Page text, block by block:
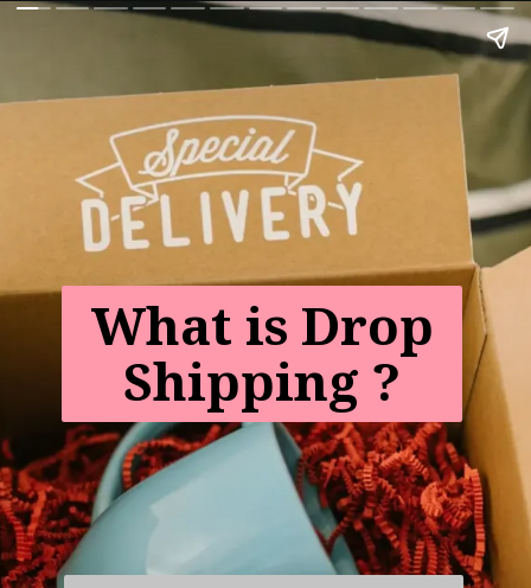
What is Drop
Shipping ?